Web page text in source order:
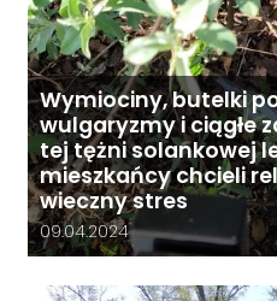
Wymiociny, butelki
wulgaryzmy i ciągłe
tej tężni solankowej
mieszkańcy chcieli
wieczny stres
Data dodania galerii:
09.04.2024